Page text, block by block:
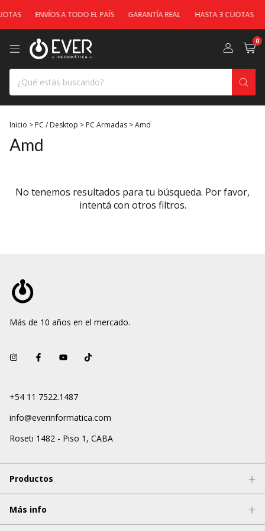
ENVÍOS A TODO EL PAÍS GARANTÍA REAL HASTA 3 CUOTAS
0
Inicio > PC / Desktop > PC Armadas >Amd
Amd
No tenemos resultados para tu búsqueda. Por favor,
intentá con otros filtros.
Más de 10 años en el mercado.
+54 11 7522.1487
info@everinformatica.com
Roseti 1482 - Piso 1, CABA
Productos
Más info